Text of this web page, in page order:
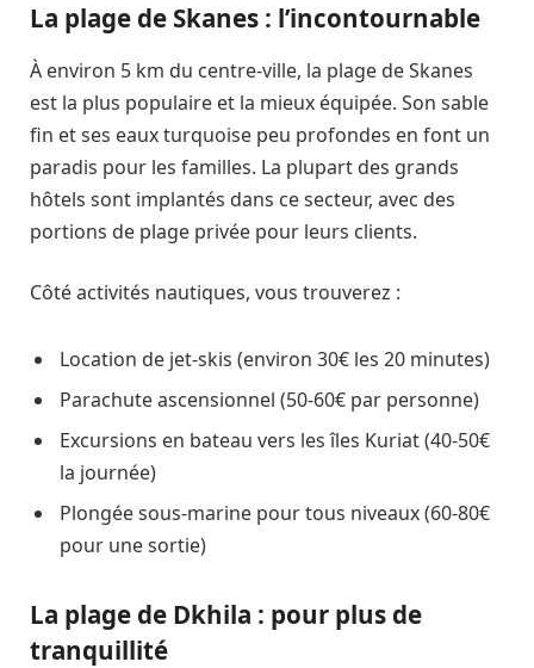
La plage de Skanes : l’incontournable
À environ 5 km du centre-ville, la plage de Skanes
est la plus populaire et la mieux équipée. Son sable
fin et ses eaux turquoise peu profondes en font un
paradis pour les familles. La plupart des grands
hôtels sont implantés dans ce secteur, avec des
portions de plage privée pour leurs clients.
Côté activités nautiques, vous trouverez :
Location de jet-skis (environ 30€ les 20 minutes)
Parachute ascensionnel (50-60€ par personne)
Excursions en bateau vers les îles Kuriat (40-50€
la journée)
Plongée sous-marine pour tous niveaux (60-80€
pour une sortie)
La plage de Dkhila : pour plus de
tranquillité